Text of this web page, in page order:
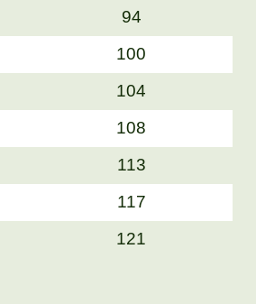
94
100
104
108
113
117
121